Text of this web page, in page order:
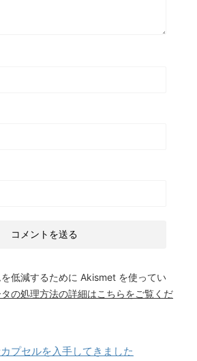
低減するために Akismet を使ってい
の処理方法の詳細はこちらをご覧くだ
プセルを入手してきました